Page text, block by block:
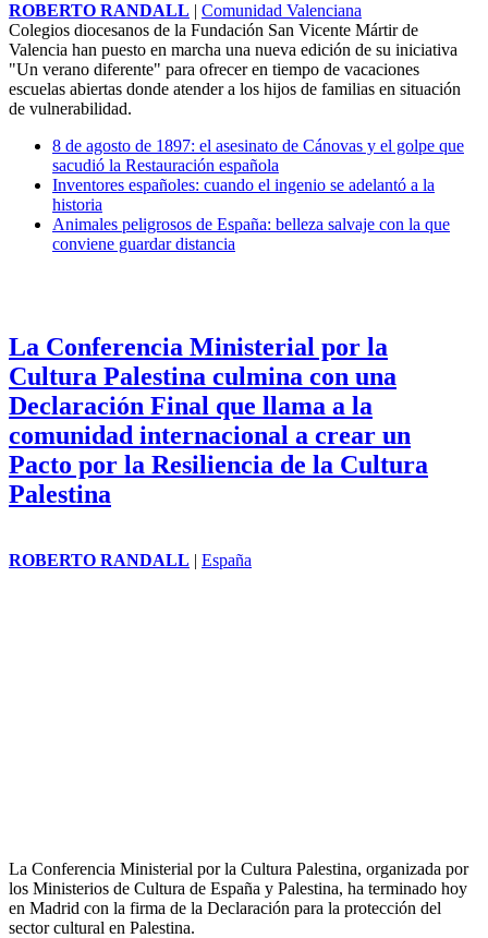
ROBERTO RANDALL | Comunidad Valenciana
Colegios diocesanos de la Fundación San Vicente Mártir de
Valencia han puesto en marcha una nueva edición de su iniciativa
"Un verano diferente" para ofrecer en tiempo de vacaciones
escuelas abiertas donde atender a los hijos de familias en situación
de vulnerabilidad.
8 de agosto de 1897: el asesinato de Cánovas y el golpe que
sacudió la Restauración española
Inventores españoles: cuando el ingenio se adelantó a la
historia
Animales peligrosos de España: belleza salvaje con la que
conviene guardar distancia
La Conferencia Ministerial por la
Cultura Palestina culmina con una
Declaración Final que llama a la
comunidad internacional a crear un
Pacto por la Resiliencia de la Cultura
Palestina
ROBERTO RANDALL | España
La Conferencia Ministerial por la Cultura Palestina, organizada por
los Ministerios de Cultura de España y Palestina, ha terminado hoy
en Madrid con la firma de la Declaración para la protección del
sector cultural en Palestina.